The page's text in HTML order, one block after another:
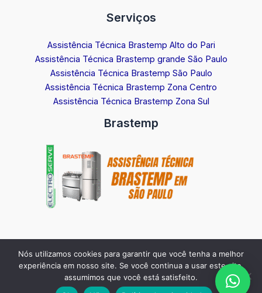
Serviços
Assistência Técnica Brastemp Alto do Pari
Assistência Técnica Brastemp grande São Paulo
Assistência Técnica Brastemp São Paulo
Assistência Técnica Brastemp Zona Centro
Assistência Técnica Brastemp Zona Sul
Brastemp
Copyright © 2026 Assistência Técnica Brastemp em São Paulo |
Agendamento Brastemp Via WhastApp:11 97410-0311
Nós utilizamos cookies para garantir que você tenha a melhor
experiência em nosso site. Se você continua a usar este site,
assumimos que você está satisfeito.